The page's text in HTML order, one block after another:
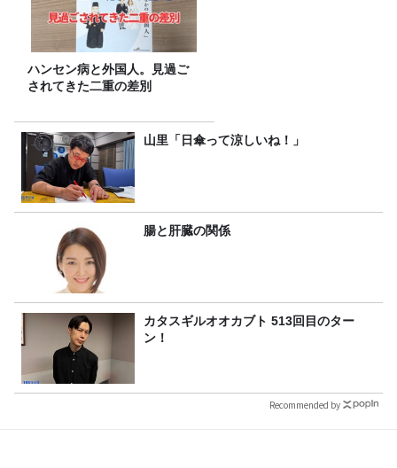
ハンセン病と外国人。見過ご
されてきた二重の差別
山里「日傘って涼しいね！」
腸と肝臓の関係
カタスギルオオカブト 513回目のター
ン！
Recommended by